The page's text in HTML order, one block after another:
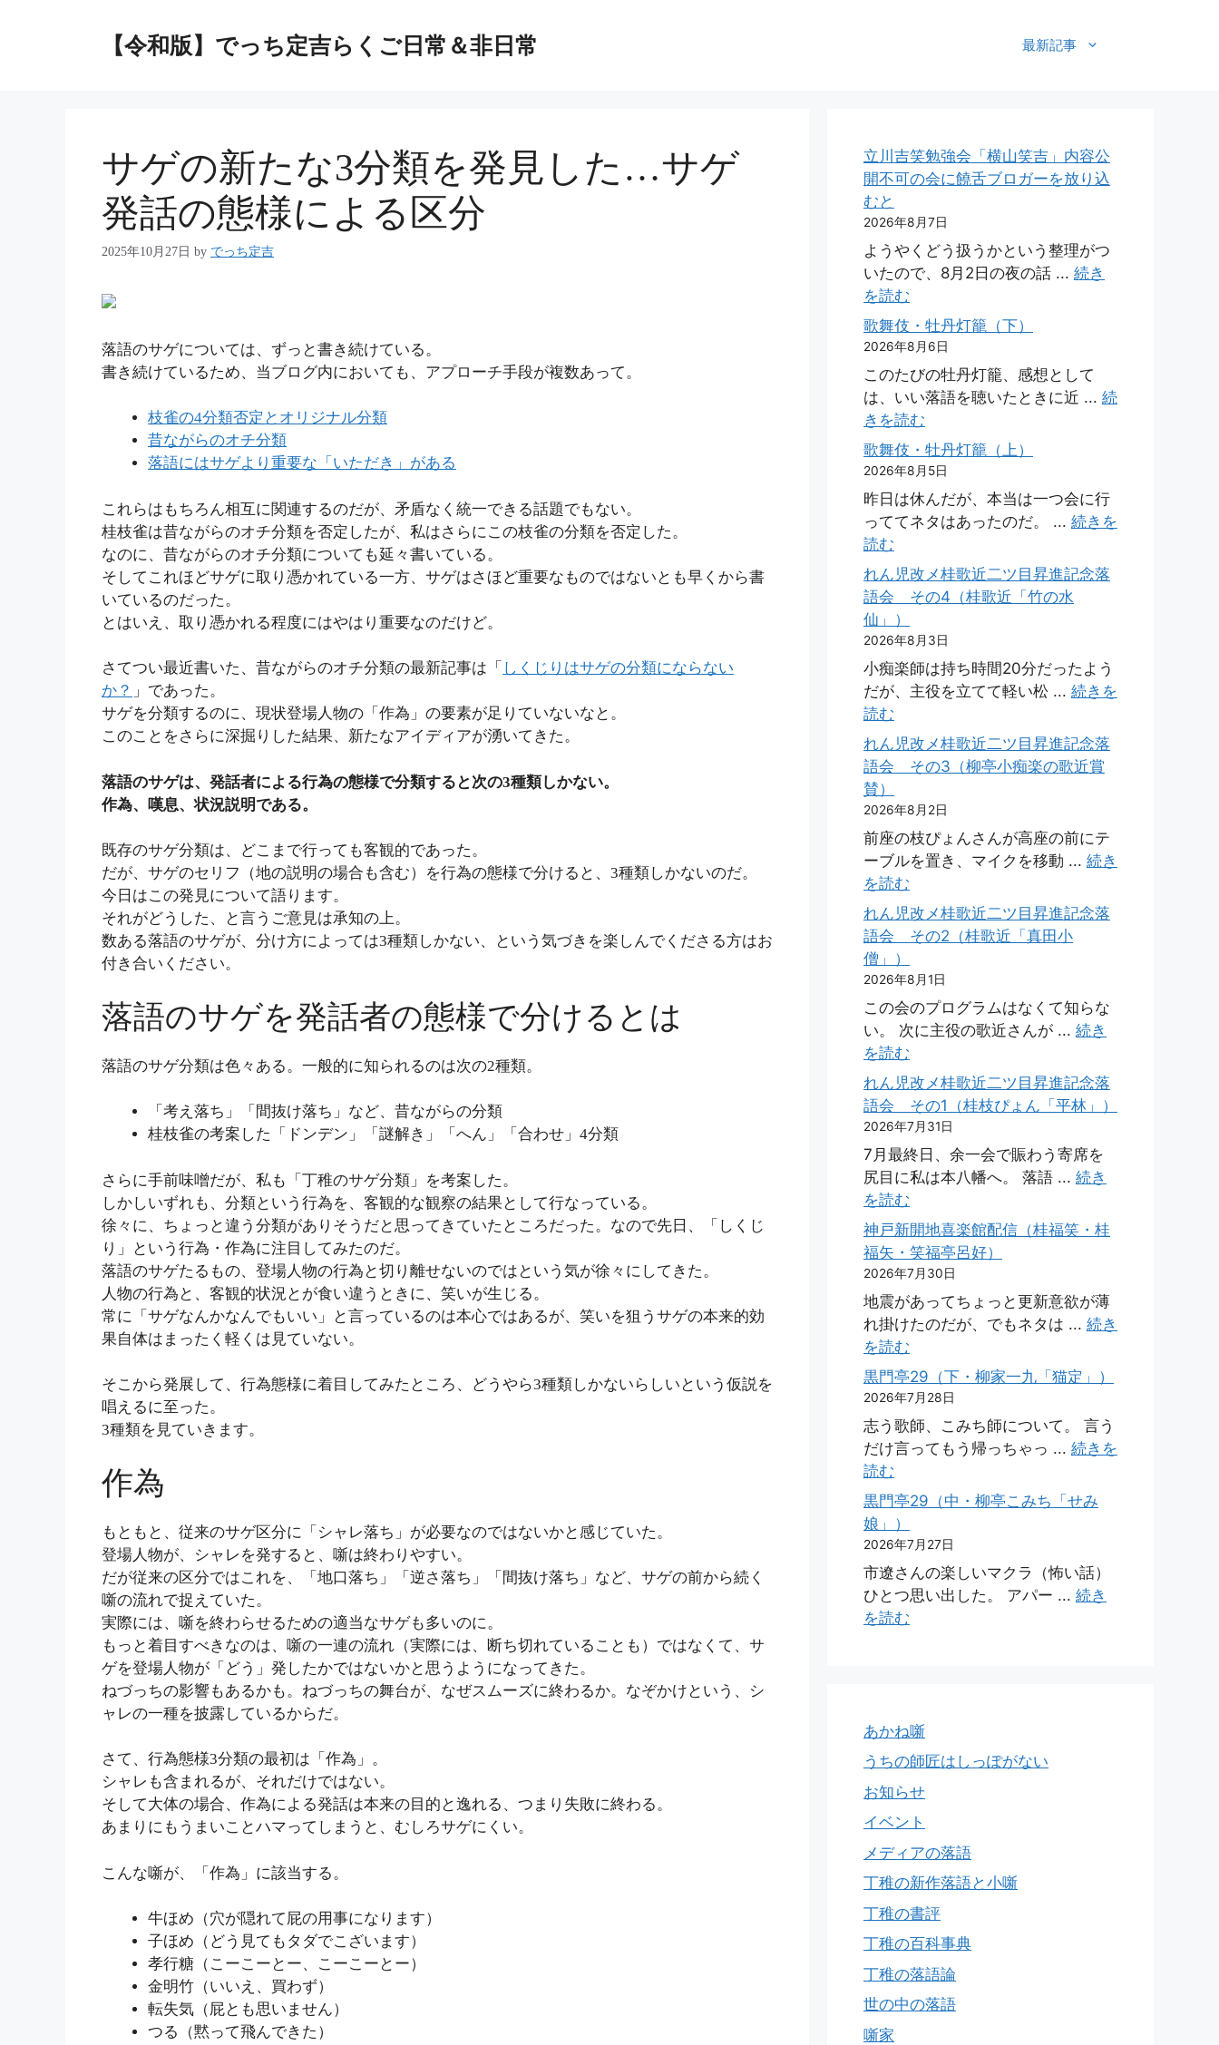
【令和版】でっち定吉らくご日常＆非日常 最新記事
サゲの新たな3分類を発見した…サゲ
発話の態様による区分
2025年10月27日 by でっち定吉
落語のサゲについては、ずっと書き続けている。
書き続けているため、当ブログ内においても、アプローチ手段が複数あって。
枝雀の4分類否定とオリジナル分類
昔ながらのオチ分類
落語にはサゲより重要な「いただき」がある
これらはもちろん相互に関連するのだが、矛盾なく統一できる話題でもない。
桂枝雀は昔ながらのオチ分類を否定したが、私はさらにこの枝雀の分類を否定した。
なのに、昔ながらのオチ分類についても延々書いている。
そしてこれほどサゲに取り憑かれている一方、サゲはさほど重要なものではないとも早くから書
いているのだった。
とはいえ、取り憑かれる程度にはやはり重要なのだけど。
さてつい最近書いた、昔ながらのオチ分類の最新記事は「 しくじりはサゲの分類にならない
か？ 」であった。
サゲを分類するのに、現状登場人物の「作為」の要素が足りていないなと。
このことをさらに深掘りした結果、新たなアイディアが湧いてきた。
落語のサゲは、発話者による行為の態様で分類すると次の3種類しかない。
作為、嘆息、状況説明である。
既存のサゲ分類は、どこまで行っても客観的であった。
だが、サゲのセリフ（地の説明の場合も含む）を行為の態様で分けると、3種類しかないのだ。
今日はこの発見について語ります。
それがどうした、と言うご意見は承知の上。
数ある落語のサゲが、分け方によっては3種類しかない、という気づきを楽しんでくださる方はお
付き合いください。
落語のサゲを発話者の態様で分けるとは
落語のサゲ分類は色々ある。一般的に知られるのは次の2種類。
「考え落ち」「間抜け落ち」など、昔ながらの分類
桂枝雀の考案した「ドンデン」「謎解き」「へん」「合わせ」4分類
さらに手前味噌だが、私も「丁稚のサゲ分類」を考案した。
しかしいずれも、分類という行為を、客観的な観察の結果として行なっている。
徐々に、ちょっと違う分類がありそうだと思ってきていたところだった。なので先日、「しくじ
り」という行為・作為に注目してみたのだ。
落語のサゲたるもの、登場人物の行為と切り離せないのではという気が徐々にしてきた。
人物の行為と、客観的状況とが食い違うときに、笑いが生じる。
常に「サゲなんかなんでもいい」と言っているのは本心ではあるが、笑いを狙うサゲの本来的効
果自体はまったく軽くは見ていない。
そこから発展して、行為態様に着目してみたところ、どうやら3種類しかないらしいという仮説を
唱えるに至った。
3種類を見ていきます。
作為
もともと、従来のサゲ区分に「シャレ落ち」が必要なのではないかと感じていた。
登場人物が、シャレを発すると、噺は終わりやすい。
だが従来の区分ではこれを、「地口落ち」「逆さ落ち」「間抜け落ち」など、サゲの前から続く
噺の流れで捉えていた。
実際には、噺を終わらせるための適当なサゲも多いのに。
もっと着目すべきなのは、噺の一連の流れ（実際には、断ち切れていることも）ではなくて、サ
ゲを登場人物が「どう」発したかではないかと思うようになってきた。
ねづっちの影響もあるかも。ねづっちの舞台が、なぜスムーズに終わるか。なぞかけという、シ
ャレの一種を披露しているからだ。
さて、行為態様3分類の最初は「作為」。
シャレも含まれるが、それだけではない。
そして大体の場合、作為による発話は本来の目的と逸れる、つまり失敗に終わる。
あまりにもうまいことハマってしまうと、むしろサゲにくい。
こんな噺が、「作為」に該当する。
牛ほめ（穴が隠れて屁の用事になります）
子ほめ（どう見てもタダでこざいます）
孝行糖（こーこーとー、こーこーとー）
金明竹（いいえ、買わず）
転失気（屁とも思いません）
つる（黙って飛んできた）
立川吉笑勉強会「横山笑吉」内容公
開不可の会に饒舌ブロガーを放り込
むと
2026年8月7日
ようやくどう扱うかという整理がつ
いたので、8月2日の夜の話 ... 続き
を読む
歌舞伎・牡丹灯籠（下）
2026年8月6日
このたびの牡丹灯籠、感想として
は、いい落語を聴いたときに近 ... 続
きを読む
歌舞伎・牡丹灯籠（上）
2026年8月5日
昨日は休んだが、本当は一つ会に行
っててネタはあったのだ。 ... 続きを
読む
れん児改メ桂歌近二ツ目昇進記念落
語会 その4（桂歌近「竹の水
仙」）
2026年8月3日
小痴楽師は持ち時間20分だったよう
だが、主役を立てて軽い松 ... 続きを
読む
れん児改メ桂歌近二ツ目昇進記念落
語会 その3（柳亭小痴楽の歌近賞
賛）
2026年8月2日
前座の枝ぴょんさんが高座の前にテ
ーブルを置き、マイクを移動 ... 続き
を読む
れん児改メ桂歌近二ツ目昇進記念落
語会 その2（桂歌近「真田小
僧」）
2026年8月1日
この会のプログラムはなくて知らな
い。 次に主役の歌近さんが ... 続き
を読む
れん児改メ桂歌近二ツ目昇進記念落
語会 その1（桂枝ぴょん「平林」）
2026年7月31日
7月最終日、余一会で賑わう寄席を
尻目に私は本八幡へ。 落語 ... 続き
を読む
神戸新開地喜楽館配信（桂福笑・桂
福矢・笑福亭呂好）
2026年7月30日
地震があってちょっと更新意欲が薄
れ掛けたのだが、でもネタは ... 続き
を読む
黒門亭29（下・柳家一九「猫定」）
2026年7月28日
志う歌師、こみち師について。 言う
だけ言ってもう帰っちゃっ ... 続きを
読む
黒門亭29（中・柳亭こみち「せみ
娘」）
2026年7月27日
市遼さんの楽しいマクラ（怖い話）
ひとつ思い出した。 アパー ... 続き
を読む
あかね噺
うちの師匠はしっぽがない
お知らせ
イベント
メディアの落語
丁稚の新作落語と小噺
丁稚の書評
丁稚の百科事典
丁稚の落語論
世の中の落語
噺家